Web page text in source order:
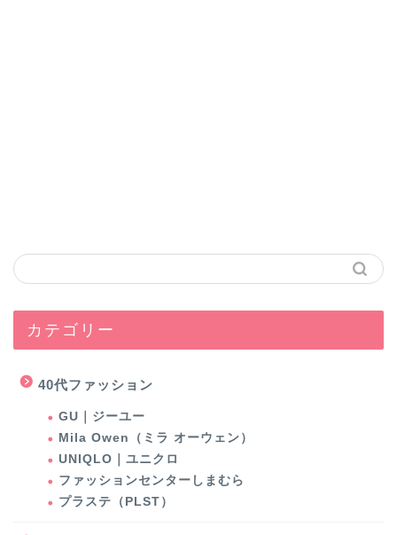
カテゴリー
40代ファッション
GU｜ジーユー
Mila Owen（ミラ オーウェン）
UNIQLO｜ユニクロ
ファッションセンターしまむら
プラステ（PLST）